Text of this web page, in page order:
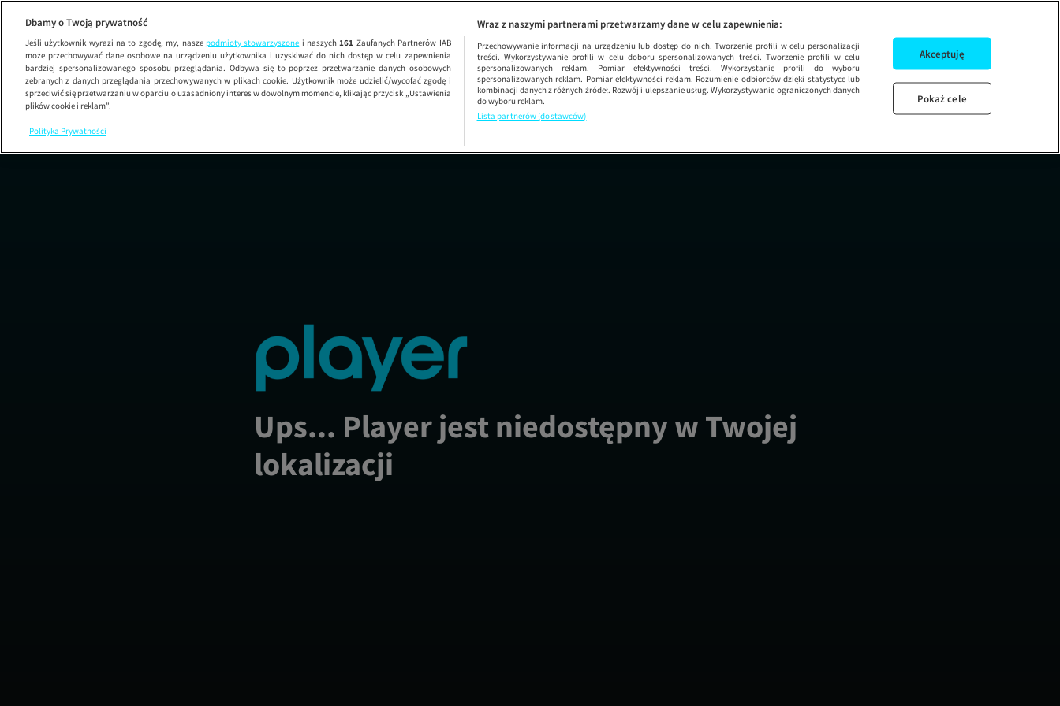
Dzień Dobry TVN
SEZON 75 DZIEŃ DOBRY TVN
Ups... Player jest niedostępny w Twojej
lokalizacji
Dbamy o Twoją prywatność
Jeśli użytkownik wyrazi na to zgodę, my, nasze podmioty stowarzyszone i naszych161 Zaufanych Partnerów IAB
może przechowywać dane osobowe na urządzeniu użytkownika i uzyskiwać do nich dostęp w celu zapewnienia
bardziej spersonalizowanego sposobu przeglądania. Odbywa się to poprzez przetwarzanie danych osobowych
zebranych z danych przeglądania przechowywanych w plikach cookie. Użytkownik może udzielić/wycofać zgodę i
sprzeciwić się przetwarzaniu w oparciu o uzasadniony interes w dowolnym momencie, klikając przycisk „Ustawienia
plików cookie i reklam”.
Polityka Prywatności
Wraz z naszymi partnerami przetwarzamy dane w celu zapewnienia:
Przechowywanie informacji na urządzeniu lub dostęp do nich. Tworzenie profili w celu personalizacji
treści. Wykorzystywanie profili w celu doboru spersonalizowanych treści. Tworzenie profili w celu
spersonalizowanych reklam. Pomiar efektywności treści. Wykorzystanie profili do wyboru
spersonalizowanych reklam. Pomiar efektywności reklam. Rozumienie odbiorców dzięki statystyce lub
kombinacji danych z różnych źródeł. Rozwój i ulepszanie usług. Wykorzystywanie ograniczonych danych
do wyboru reklam.
Lista partnerów (dostawców)
Akceptuję
Pokaż cele